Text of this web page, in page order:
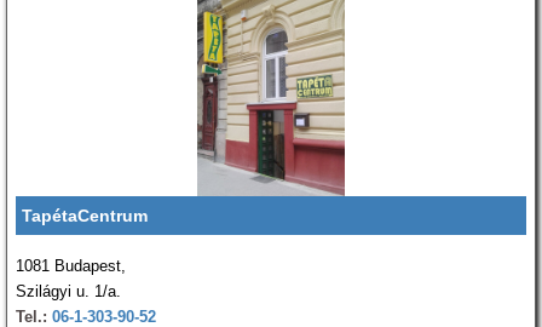
TapétaCentrum
1081 Budapest,
Szilágyi u. 1/a.
Tel.: 06-1-303-90-52